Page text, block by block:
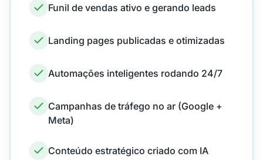
Funil de vendas ativo e gerando leads
Landing pages publicadas e otimizadas
Automações inteligentes rodando 24/7
Campanhas de tráfego no ar (Google +
Meta)
Conteúdo estratégico criado com IA